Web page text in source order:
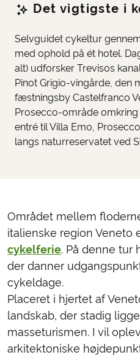
Det vigtigste i
Selvguidet cykeltur
med ophold på ét hotel.
alt) udforsker Trevisos
Pinot Grigio-vingårde, den
fæstningsby Castelfranco
Prosecco-område
entré til Villa Emo,
langs naturreservatet ved
Området mellem
italienske region Veneto
cykelferie. På denne tur
der danner
cykeldage.
Placeret i hjertet af
landskab, der stadig
masseturismen. I vil
arkitektoniske